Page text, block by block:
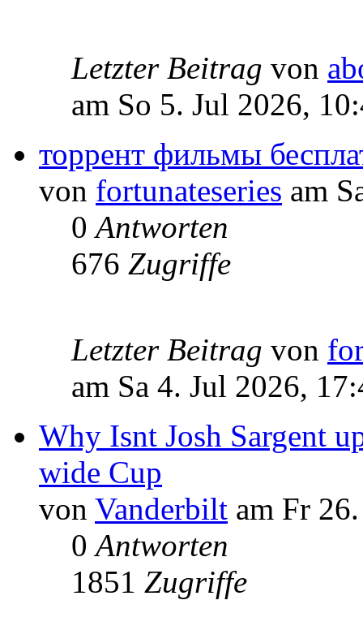
Letzter Beitrag von
am So 5. Jul 2026,
торрент фильмы
von fortunateseries am
0Antworten
676 Zugriffe
Letzter Beitrag von
am Sa 4. Jul 2026,
Why Isnt Josh Sargent
wide Cup
von Vanderbilt am Fr
0Antworten
1851 Zugriffe